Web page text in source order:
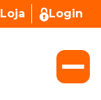
Loja Login